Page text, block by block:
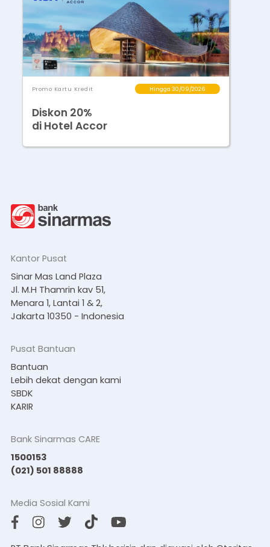
Promo Kartu Kredit Hingga 30/09/2026
Diskon 20%
di Hotel Accor
Kantor Pusat
Sinar Mas Land Plaza
Jl. M.H Thamrin kav 51,
Menara 1, Lantai 1 & 2,
Jakarta 10350 - Indonesia
Pusat Bantuan
Bantuan
Lebih dekat dengan kami
SBDK
KARIR
Bank Sinarmas CARE
1500153
(021) 501 88888
Media Sosial Kami